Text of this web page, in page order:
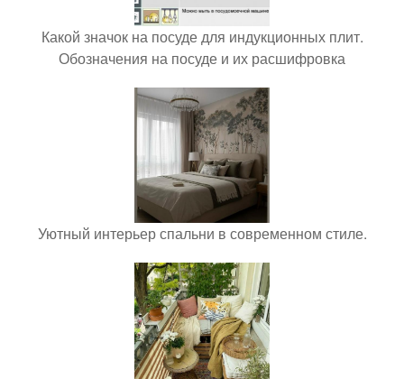
Какой значок на посуде для индукционных плит.
Обозначения на посуде и их расшифровка
Уютный интерьер спальни в современном стиле.